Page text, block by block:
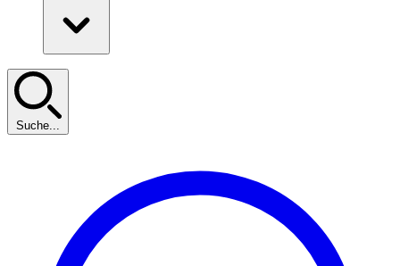
Suche...